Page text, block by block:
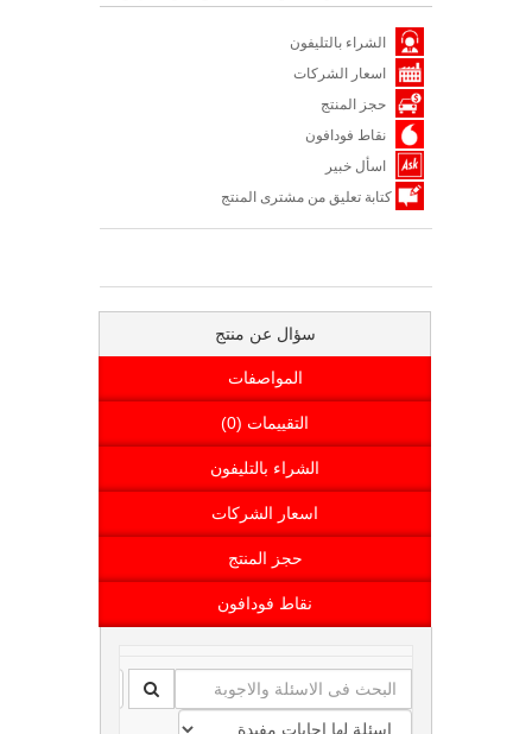
الشراء بالتليفون
اسعار الشركات
حجز المنتج
نقاط فودافون
اسأل خبير
كتابة تعليق من مشترى المنتج
سؤال عن منتج
المواصفات
التقييمات (0)
الشراء بالتليفون
اسعار الشركات
حجز المنتج
نقاط فودافون